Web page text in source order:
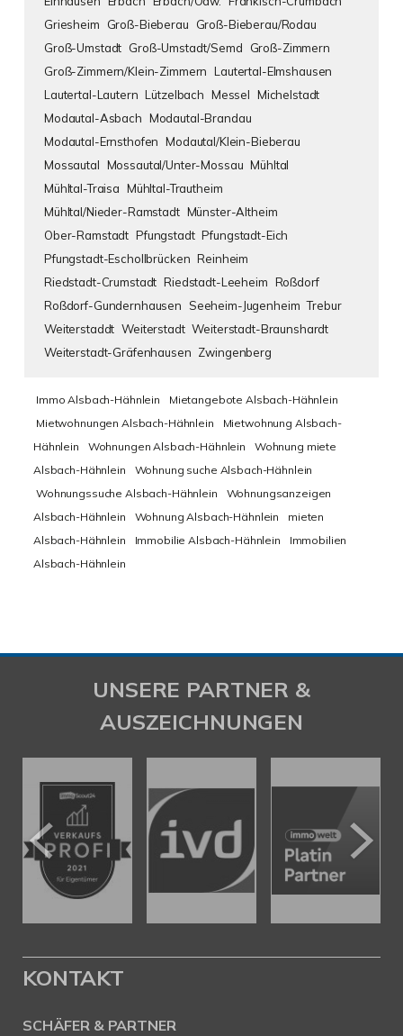
Griesheim
Groß-Bieberau
Groß-Bieberau/Rodau
Groß-Umstadt Groß-Umstadt/Semd
Groß-Zimmern
Groß-Zimmern/Klein-Zimmern Lautertal-Elmshausen
Lautertal-Lautern Lützelbach Messel Michelstadt
Modautal-Asbach Modautal-Brandau
Modautal-Ernsthofen Modautal/Klein-Bieberau
Mossautal Mossautal/Unter-Mossau Mühltal
Mühltal-Traisa Mühltal-Trautheim
Mühltal/Nieder-Ramstadt Münster-Altheim
Ober-Ramstadt Pfungstadt Pfungstadt-Eich
Pfungstadt-Eschollbrücken Reinheim
Riedstadt-Crumstadt Riedstadt-Leeheim Roßdorf
Roßdorf-Gundernhausen Seeheim-Jugenheim Trebur
Weiterstaddt Weiterstadt Weiterstadt-Braunshardt
Weiterstadt-Gräfenhausen Zwingenberg
Immo Alsbach-Hähnlein
Mietangebote Alsbach-Hähnlein
Mietwohnungen Alsbach-Hähnlein
Mietwohnung Alsbach-
Hähnlein
Wohnungen Alsbach-Hähnlein
Wohnung miete
Alsbach-Hähnlein
Wohnung suche Alsbach-Hähnlein
Wohnungssuche Alsbach-Hähnlein
Wohnungsanzeigen
Alsbach-Hähnlein
Wohnung Alsbach-Hähnlein
mieten
Alsbach-Hähnlein
Immobilie Alsbach-Hähnlein
Immobilien
Alsbach-Hähnlein
UNSERE PARTNER &
AUSZEICHNUNGEN
KONTAKT
SCHÄFER & PARTNER